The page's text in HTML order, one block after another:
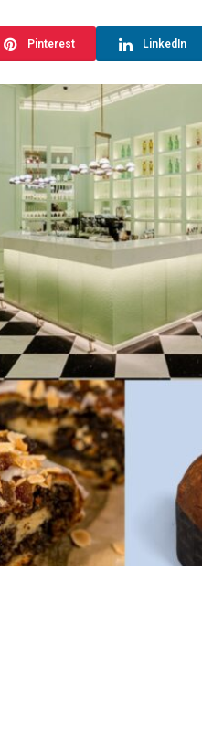
Pinterest LinkedIn